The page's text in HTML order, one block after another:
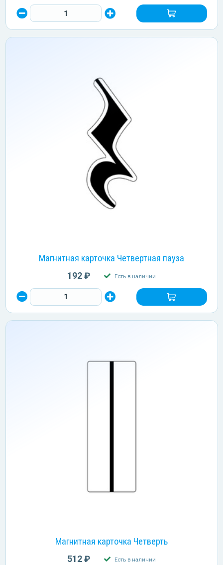
Магнитная карточка Четвертная пауза
192 ₽ Есть в наличии
Магнитная карточка Четверть
512 ₽ Есть в наличии